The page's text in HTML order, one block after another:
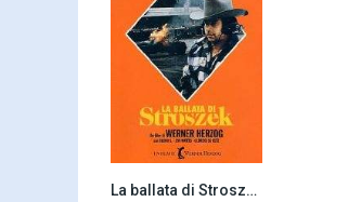
8.0La ballata di Stroszek (1977)